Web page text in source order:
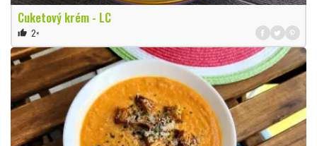
Cuketový krém - LC
thumb_up 2×